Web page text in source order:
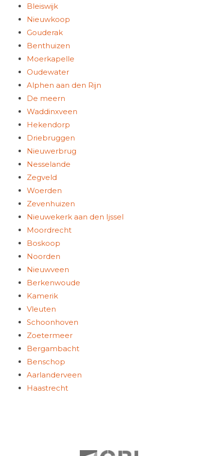
Bleiswijk
Nieuwkoop
Gouderak
Benthuizen
Moerkapelle
Oudewater
Alphen aan den Rijn
De meern
Waddinxveen
Hekendorp
Driebruggen
Nieuwerbrug
Nesselande
Zegveld
Woerden
Zevenhuizen
Nieuwekerk aan den Ijssel
Moordrecht
Boskoop
Noorden
Nieuwveen
Berkenwoude
Kamerik
Vleuten
Schoonhoven
Zoetermeer
Bergambacht
Benschop
Aarlanderveen
Haastrecht